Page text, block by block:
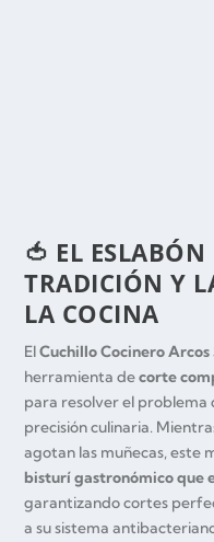
🍅 EL
TRADICIÓN Y
LA COCINA
ElCuchillo Cocinero
herramienta decorte
para resolver el problema
precisión culinaria.
agotan las muñecas, este
bisturí gastronómico que
garantizando cortes
a su sistema